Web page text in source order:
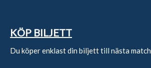
KÖP BILJETT
Du köper enklast din biljett till nästa match